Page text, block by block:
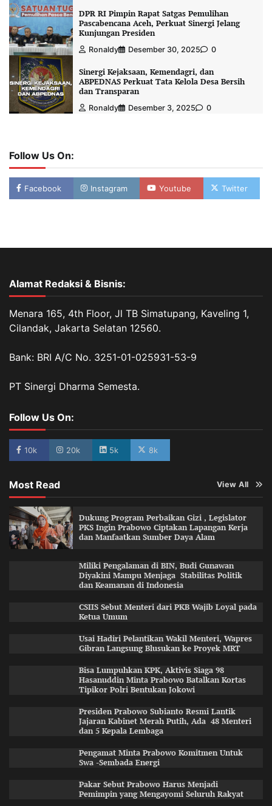
DPR RI Pimpin Rapat Satgas Pemulihan
Pascabencana Aceh, Perkuat Sinergi Jelang
Kunjungan Presiden
Ronaldy Desember 30, 2025 0
Sinergi Kejaksaan, Kemendagri, dan
ABPEDNAS Perkuat Tata Kelola Desa Bersih
dan Transparan
Ronaldy Desember 3, 2025 0
Follow Us On:
Facebook Instagram Youtube Twitter
Alamat Redaksi & Bisnis:
Menara 165, 4th Floor, Jl TB Simatupang, Kaveling 1,
Cilandak, Jakarta Selatan 12560.
Bank: BRI A/C No. 3251-01-025931-53-9
PT Sinergi Dharma Semesta.
Follow Us On:
10k 20k 5k 8k
Most Read View All
Dukung Program Perbaikan Gizi , Legislator
PKS Ingin Prabowo Ciptakan Lapangan Kerja
dan Manfaatkan Sumber Daya Alam
Miliki Pengalaman di BIN, Budi Gunawan
Diyakini Mampu Menjaga Stabilitas Politik
dan Keamanan di Indonesia
CSIIS Sebut Menteri dari PKB Wajib Loyal pada
Ketua Umum
Usai Hadiri Pelantikan Wakil Menteri, Wapres
Gibran Langsung Blusukan ke Proyek MRT
Bisa Lumpuhkan KPK, Aktivis Siaga 98
Hasanuddin Minta Prabowo Batalkan Kortas
Tipikor Polri Bentukan Jokowi
Presiden Prabowo Subianto Resmi Lantik
Jajaran Kabinet Merah Putih, Ada 48 Menteri
dan 5 Kepala Lembaga
Pengamat Minta Prabowo Komitmen Untuk
Swa -Sembada Energi
Pakar Sebut Prabowo Harus Menjadi
Pemimpin yang Mengayomi Seluruh Rakyat